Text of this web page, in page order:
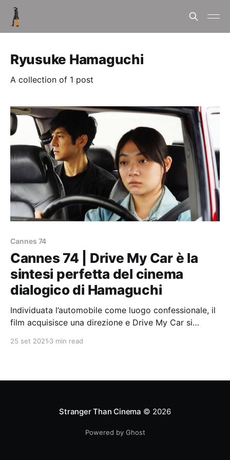
Ryusuke Hamaguchi
A collection of 1 post
Cannes 74
Cannes 74 | Drive My Car è la
sintesi perfetta del cinema
dialogico di Hamaguchi
Individuata l’automobile come luogo confessionale, il
film acquisisce una direzione e Drive My Car si
25 set 2021 3 min read
Stranger Than Cinema © 2026
Powered by Ghost